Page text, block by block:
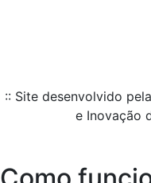
:: Site desenvolvido
e Inovação